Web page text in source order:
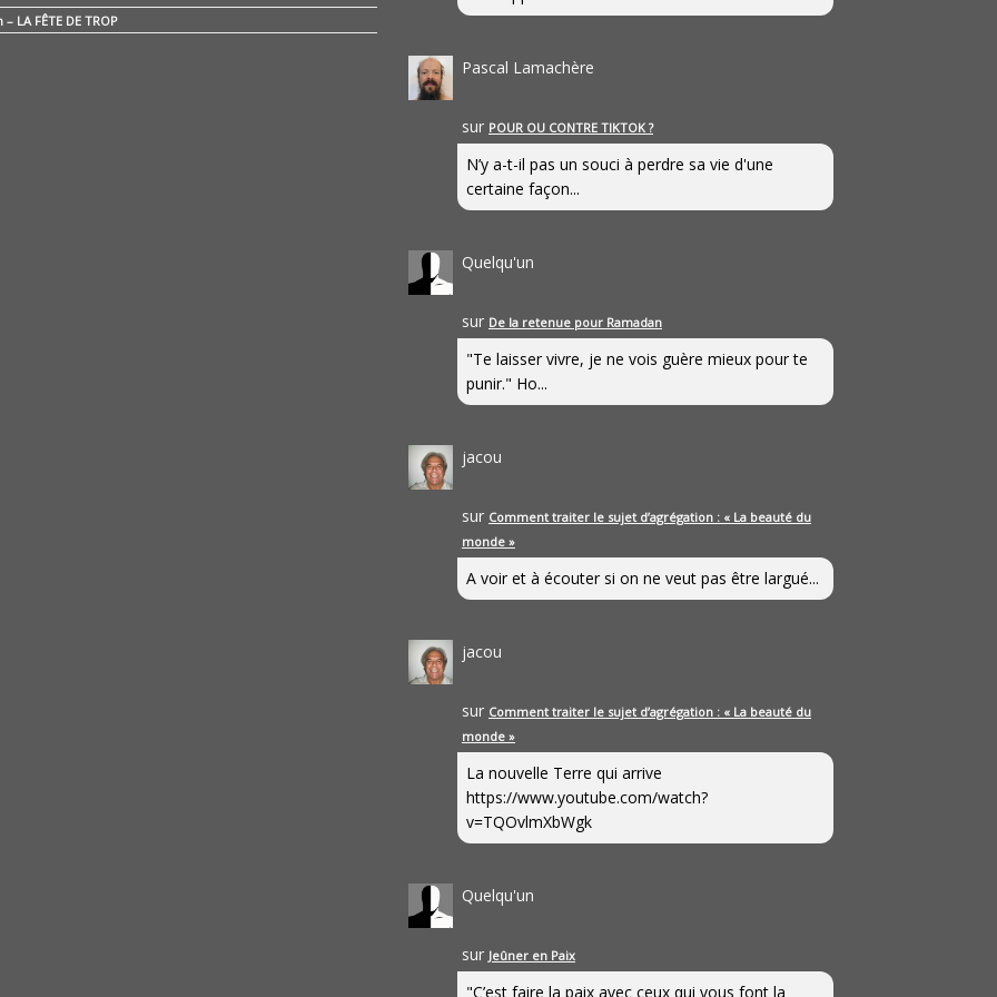
LA FÊTE DE TROP
Pascal Lamachère
sur POUR OU CONTRE TIKTOK ?
N’y a-t-il pas un souci à perdre sa vie d'une
certaine façon...
Quelqu'un
sur De la retenue pour Ramadan
"Te laisser vivre, je ne vois guère mieux pour te
punir." Ho...
jacou
sur Comment traiter le sujet d’agrégation : « La beauté du
monde »
A voir et à écouter si on ne veut pas être largué...
jacou
sur Comment traiter le sujet d’agrégation : « La beauté du
monde »
La nouvelle Terre qui arrive
https://www.youtube.com/watch?
v=TQOvlmXbWgk
Quelqu'un
sur Jeûner en Paix
"C’est faire la paix avec ceux qui vous font la